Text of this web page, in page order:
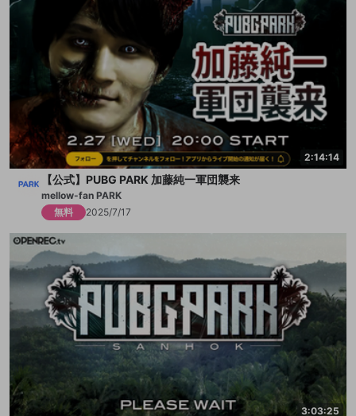
2:14:14
【公式】PUBG PARK 加藤純一軍団襲来
mellow-fan PARK
無料
2025/7/17
3:03:25